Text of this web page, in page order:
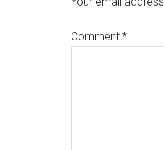
Comment *